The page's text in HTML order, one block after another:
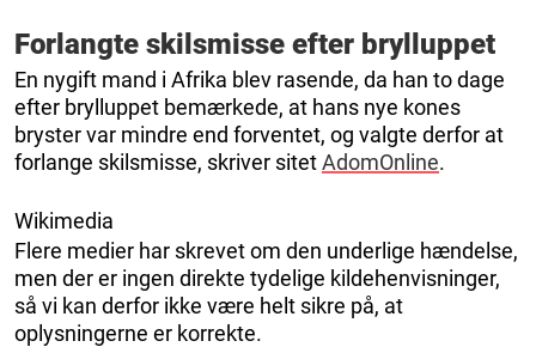
Forlangte skilsmisse efter brylluppet
En nygift mand i Afrika blev rasende, da han to dage
efter brylluppet bemærkede, at hans nye kones
bryster var mindre end forventet, og valgte derfor at
forlange skilsmisse, skriver sitetAdomOnline.
Wikimedia
Flere medier har skrevet om den underlige hændelse,
men der er ingen direkte tydelige kildehenvisninger,
så vi kan derfor ikke være helt sikre på, at
oplysningerne er korrekte.